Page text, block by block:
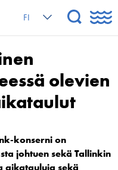
FI
olevien
konserni on
johtuen sekä Tallinkin
aikatauluja sekä